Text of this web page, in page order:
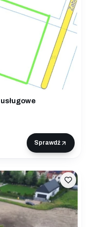
Sprawdź